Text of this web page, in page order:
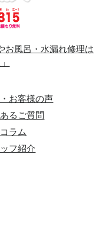
お風呂・水漏れ修理は
お客様の声
るご質問
ラム
フ紹介